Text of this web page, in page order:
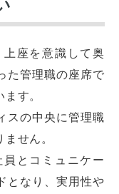
座を意識して奥
た管理職の座席で
す。
スの中央に管理職
せん。
とコミュニケー
となり、実用性や